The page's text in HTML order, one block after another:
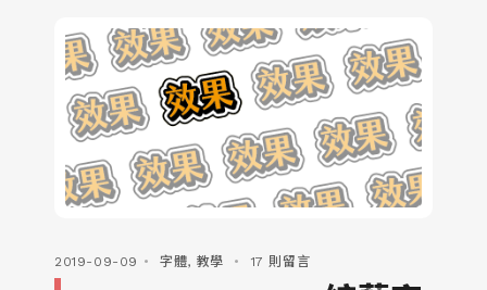
2019-09-09 字體, 教學 17 則留言